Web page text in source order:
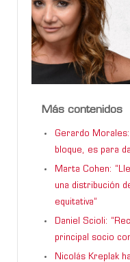
Más contenidos
Gerardo
bloque, es para
Marta Cohen:
una distribución
equitativa”
Daniel Scioli:
principal socio
Nicolás Kreplak